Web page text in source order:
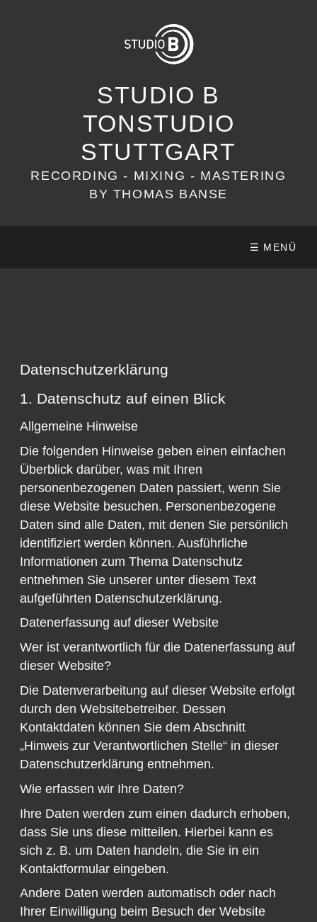
STUDIO B
TONSTUDIO
STUTTGART
RECORDING - MIXING - MASTERING
BY THOMAS BANSE
☰ MENÜ
Datenschutzerklärung
1. Datenschutz auf einen Blick
Allgemeine Hinweise
Die folgenden Hinweise geben einen einfachen
Überblick darüber, was mit Ihren
personenbezogenen Daten passiert, wenn Sie
diese Website besuchen. Personenbezogene
Daten sind alle Daten, mit denen Sie persönlich
identifiziert werden können. Ausführliche
Informationen zum Thema Datenschutz
entnehmen Sie unserer unter diesem Text
aufgeführten Datenschutzerklärung.
Datenerfassung auf dieser Website
Wer ist verantwortlich für die Datenerfassung auf
dieser Website?
Die Datenverarbeitung auf dieser Website erfolgt
durch den Websitebetreiber. Dessen
Kontaktdaten können Sie dem Abschnitt
„Hinweis zur Verantwortlichen Stelle“ in dieser
Datenschutzerklärung entnehmen.
Wie erfassen wir Ihre Daten?
Ihre Daten werden zum einen dadurch erhoben,
dass Sie uns diese mitteilen. Hierbei kann es
sich z. B. um Daten handeln, die Sie in ein
Kontaktformular eingeben.
Andere Daten werden automatisch oder nach
Ihrer Einwilligung beim Besuch der Website